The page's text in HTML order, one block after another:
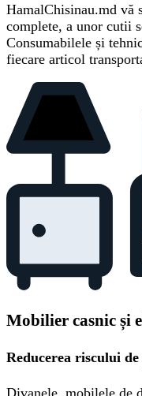
HamalChisinau.md vă
complete, a unor cutii
Consumabilele și
fiecare articol
Mobilier casnic și
Reducerea riscului